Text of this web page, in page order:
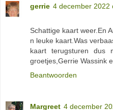
gerrie 4 december 2022
Schattige kaart weer.En
n leuke kaart.Was
kaart terugsturen dus
groetjes,Gerrie Wassink
Beantwoorden
Margreet 4 december